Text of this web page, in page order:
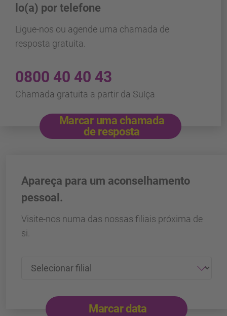
lo(a) por telefone
Ligue-nos ou agende uma chamada de
resposta gratuita.
0800 40 40 43
Chamada gratuita a partir da Suíça
Marcar uma chamada
de resposta
Apareça para um aconselhamento
pessoal.
Visite-nos numa das nossas filiais próxima de
si.
Marcar data